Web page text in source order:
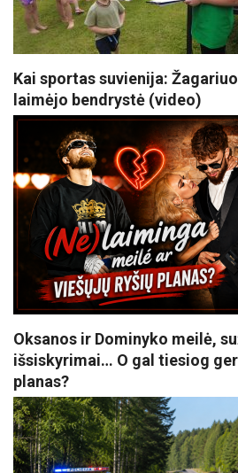
Kai sportas suvienija:
laimėjo bendrystė (video)
Oksanos ir Dominyko meilė,
išsiskyrimai… O gal tiesiog
planas?